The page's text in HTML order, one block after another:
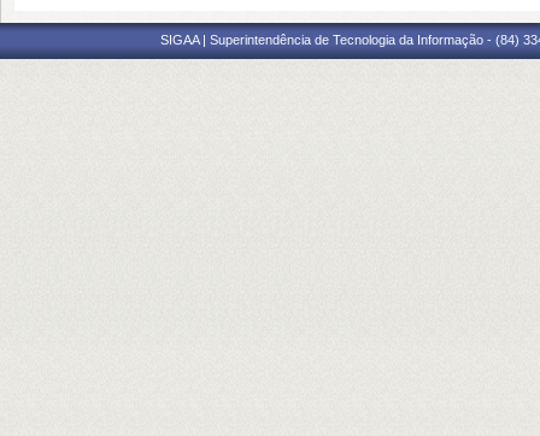
SIGAA | Superintendência de Tecnologia da Informação - (84)